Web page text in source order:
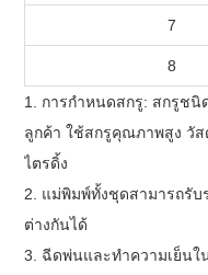
7
8
1. การกำหนดสกรู: สกรูชนิ
ลูกค้า ใช้สกรูคุณภาพสูง วัส
ไตรดิ้ง
2. แม่พิมพ์ทั้งชุดสามารถรับ
ต่างกันได้
3. ฉีดพ่นและทำความเย็น